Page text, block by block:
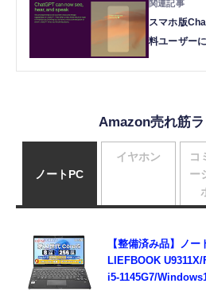
スマホ版
料ユーザー
Amazon売れ筋
ノートPC
【整備済み品】ノ
LIEFBOOK
i5-1145G7/
イヤホン
コ
ー